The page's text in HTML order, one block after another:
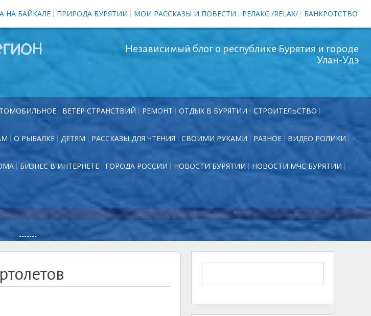
НА БАЙКАЛЕ ПРИРОДА БУРЯТИИ МОИ РАССКАЗЫ И ПОВЕСТИ РЕЛАКС /RELAX/ БАНКРОТСТВО
Независимый блог о республике Бурятия и городе
Улан-Удэ
ВЕТЕР СТРАНСТВИЙ РЕМОНТ ОТДЫХ В БУРЯТИИ СТРОИТЕЛЬСТВО
О РЫБАЛКЕ ДЕТЯМ РАССКАЗЫ ДЛЯ ЧТЕНИЯ СВОИМИ РУКАМИ РАЗНОЕ ВИДЕО РОЛИКИ
БИЗНЕС В ИНТЕРНЕТЕ ГОРОДА РОССИИ НОВОСТИ БУРЯТИИ НОВОСТИ МЧС БУРЯТИИ
-------